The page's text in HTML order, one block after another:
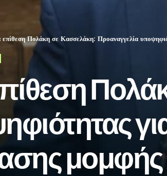
Πολάκη σε Κασσελάκη: Προαναγγελία